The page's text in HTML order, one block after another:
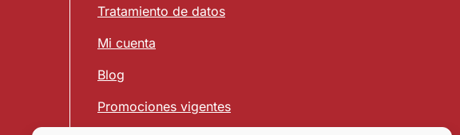
Tratamiento de datos
Mi cuenta
Blog
Promociones vigentes